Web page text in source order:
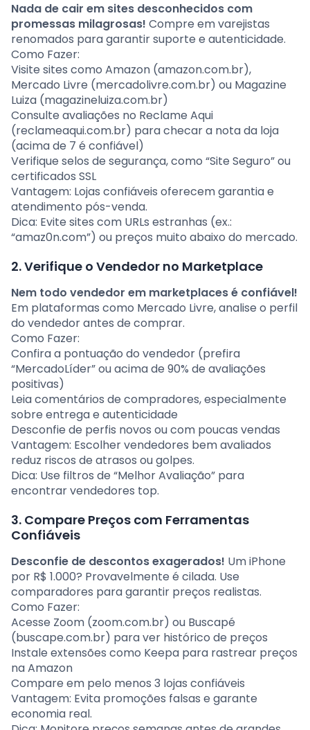
Nada de cair em sites desconhecidos com
promessas milagrosas! Compre em varejistas
renomados para garantir suporte e autenticidade.
Como Fazer:
Visite sites como Amazon (amazon.com.br),
Mercado Livre (mercadolivre.com.br) ou Magazine
Luiza (magazineluiza.com.br)
Consulte avaliações no Reclame Aqui
(reclameaqui.com.br) para checar a nota da loja
(acima de 7 é confiável)
Verifique selos de segurança, como “Site Seguro” ou
certificados SSL
Vantagem: Lojas confiáveis oferecem garantia e
atendimento pós-venda.
Dica: Evite sites com URLs estranhas (ex.:
“amaz0n.com”) ou preços muito abaixo do mercado.
2. Verifique o Vendedor no Marketplace
Nem todo vendedor em marketplaces é confiável!
Em plataformas como Mercado Livre, analise o perfil
do vendedor antes de comprar.
Como Fazer:
Confira a pontuação do vendedor (prefira
“MercadoLíder” ou acima de 90% de avaliações
positivas)
Leia comentários de compradores, especialmente
sobre entrega e autenticidade
Desconfie de perfis novos ou com poucas vendas
Vantagem: Escolher vendedores bem avaliados
reduz riscos de atrasos ou golpes.
Dica: Use filtros de “Melhor Avaliação” para
encontrar vendedores top.
3. Compare Preços com Ferramentas
Confiáveis
Desconfie de descontos exagerados! Um iPhone
por R$ 1.000? Provavelmente é cilada. Use
comparadores para garantir preços realistas.
Como Fazer:
Acesse Zoom (zoom.com.br) ou Buscapé
(buscape.com.br) para ver histórico de preços
Instale extensões como Keepa para rastrear preços
na Amazon
Compare em pelo menos 3 lojas confiáveis
Vantagem: Evita promoções falsas e garante
economia real.